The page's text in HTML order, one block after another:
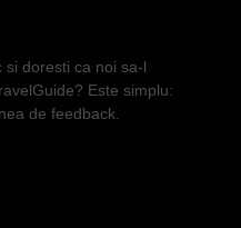
si doresti ca noi sa-l
Este simplu:
de feedback.